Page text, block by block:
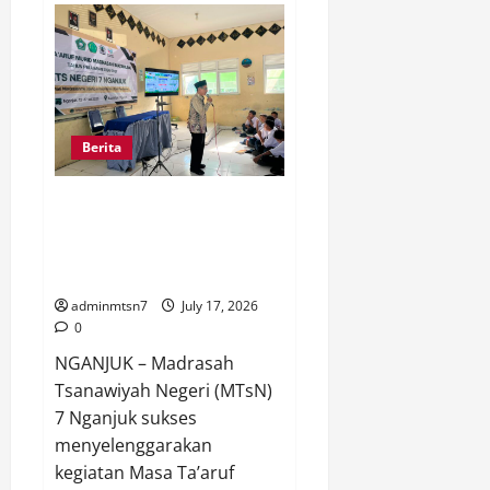
Wanita
Persatuan
MTsN
7
Nganjuk
Tanamkan
Moderasi
Beragama
Berbasis
Cinta
pada
MATAMUDA
Toleran
Berita
adminmtsn7
July 17, 2026
0
NGANJUK – Madrasah
Tsanawiyah Negeri (MTsN)
7 Nganjuk sukses
menyelenggarakan
kegiatan Masa Ta’aruf